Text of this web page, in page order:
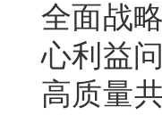
全面战
心利益
高质量